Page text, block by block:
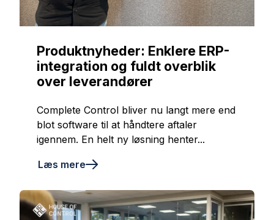
Produktnyheder: Enklere ERP-
integration og fuldt overblik
over leverandører
Complete Control bliver nu langt mere end
blot software til at håndtere aftaler
igennem. En helt ny løsning henter...
Læs mere